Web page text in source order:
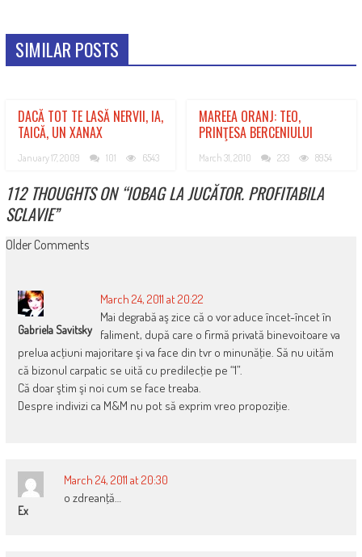
SIMILAR POSTS
DACĂ TOT TE LASĂ NERVII, IA,
TAICĂ, UN XANAX
January 17, 2009 101 6543
MAREEA ORANJ: TEO,
PRINŢESA BERCENIULUI
March 31, 2010 233 8954
112 THOUGHTS ON “IOBAG LA JUCĂTOR. PROFITABILA
SCLAVIE”
COMMENT
Older Comments
Gabriela Savitsky
March 24, 2011 at 20:22
Mai degrabă aş zice că o vor aduce încet-încet în
faliment, după care o firmă privată binevoitoare va
prelua acţiuni majoritare şi va face din tvr o minunăţie. Să nu uităm
că bizonul carpatic se uită cu predilecţie pe “1”.
Că doar ştim şi noi cum se face treaba.
Despre indivizi ca M&M nu pot să exprim vreo propoziţie.
Ex
March 24, 2011 at 20:30
o zdreanţă…